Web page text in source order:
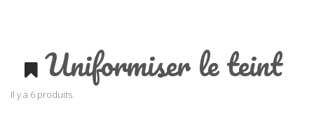
Uniformiser le teint
Il y a 6 produits.